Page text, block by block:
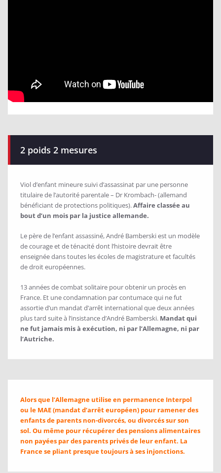
2 poids 2 mesures
Viol d’enfant mineure suivi d’assassinat par une personne
titulaire de l’autorité parentale – Dr Krombach- (allemand
bénéficiant de protections politiques).Affaire classée au
bout d’un mois par la justice allemande.
Le père de l’enfant assassiné, André Bamberski est un modèle
de courage et de ténacité dont l’histoire devrait être
enseignée dans toutes les écoles de magistrature et facultés
de droit européennes.
13 années de combat solitaire pour obtenir un procès en
France. Et une condamnation par contumace qui ne fut
assortie d’un mandat d’arrêt international que deux années
plus tard suite à l’insistance d’André Bamberski. Mandat qui
ne fut jamais mis à exécution, ni par l’Allemagne, ni par
l’Autriche.
Alors que l’Allemagne utilise en permanence Interpol
ou le MAE (mandat d’arrêt européen) pour ramener des
enfants de parents non-divorcés, ou divorcés sur son
sol. Ou même pour récupérer des pensions alimentaires
non payées par des parents privés de leur enfant. La
France se pliant presque toujours à ses injonctions.